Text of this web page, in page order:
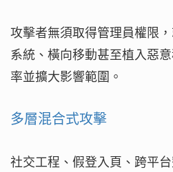
攻擊者無須取得管理員權限
系統、橫向移動甚至植入惡
率並擴大影響範圍。
多層混合式攻擊
社交工程、假登入頁、跨平